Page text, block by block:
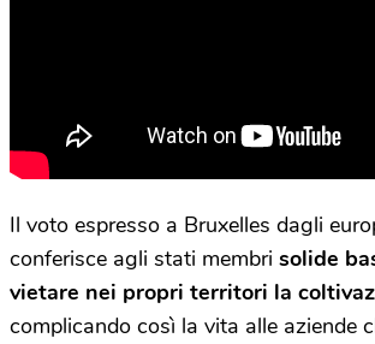
Il voto espresso a Bruxelles dagli
conferisce agli stati membri solide
vietare nei propri territori la
complicando così la vita alle aziende